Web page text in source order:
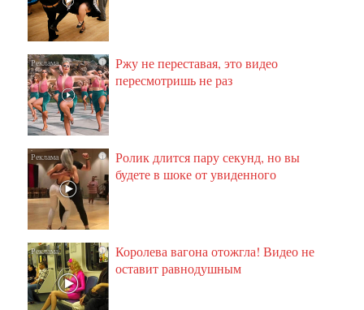
i
Ржу не переставая, это видео
пересмотришь не раз
i
Ролик длится пару секунд, но вы
будете в шоке от увиденного
i
Королева вагона отожгла! Видео не
оставит равнодушным